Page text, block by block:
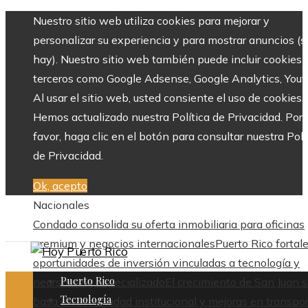
Nuestro sitio web utiliza cookies para mejorar y
personalizar su experiencia y para mostrar anuncios
hay). Nuestro sitio web también puede incluir cookies
terceros como Google Adsense, Google Analytics,
Al usar el sitio web, usted consiente el uso de cookies.
Hemos actualizado nuestra Política de Privacidad. Por
favor, haga clic en el botón para consultar nuestra
de Privacidad.
Ok, acepto
Nacionales
Condado consolida su oferta inmobiliaria para oficinas
premium y negocios internacionalesPuerto Rico
oportunidades de inversión vinculadas a tecnología y
nearshoring especializado El crecimiento de San Juan
basa en estabilidad institucional y mejoras en
Puerto Rico
Tecnología